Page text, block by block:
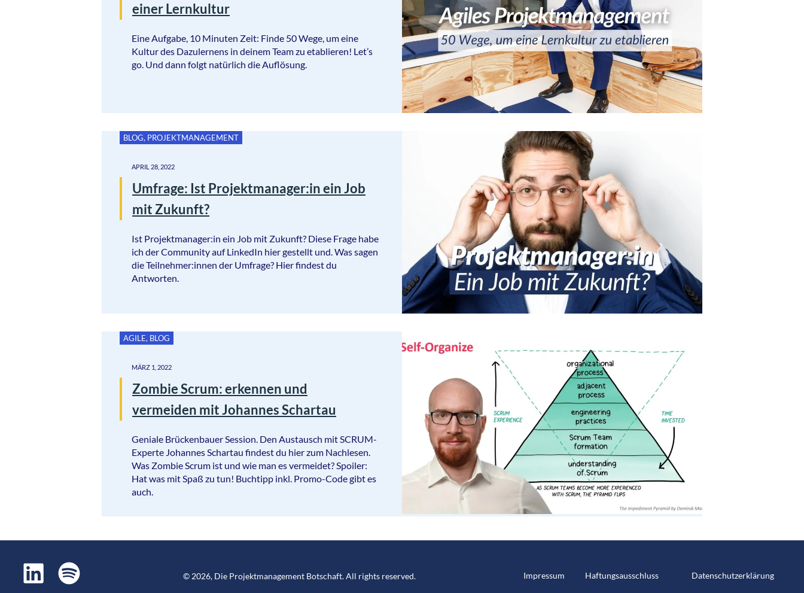
einer Lernkultur
Eine Aufgabe, 10 Minuten Zeit: Finde 50 Wege, um eine
Kultur des Dazulernens in deinem Team zu etablieren! Let’s
go. Und dann folgt natürlich die Auflösung.
BLOG, PROJEKTMANAGEMENT
APRIL 28, 2022
Umfrage: Ist Projektmanager:in ein Job
mit Zukunft?
Ist Projektmanager:in ein Job mit Zukunft? Diese Frage habe
ich der Community auf LinkedIn hier gestellt und. Was sagen
die Teilnehmer:innen der Umfrage? Hier findest du
Antworten.
AGILE, BLOG
MÄRZ 1, 2022
Zombie Scrum: erkennen und
vermeiden mit Johannes Schartau
Geniale Brückenbauer Session. Den Austausch mit SCRUM-
Experte Johannes Schartau findest du hier zum Nachlesen.
Was Zombie Scrum ist und wie man es vermeidet? Spoiler:
Hat was mit Spaß zu tun! Buchtipp inkl. Promo-Code gibt es
auch.
© 2026, Die Projektmanagement Botschaft. All rights reserved. Impressum Haftungsausschluss Datenschutzerklärung